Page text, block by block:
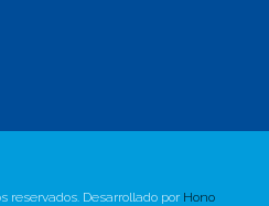
reservados. Desarrollado por Hono